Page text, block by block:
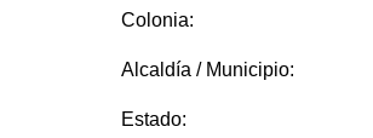
Colonia:
Alcaldía / Municipio:
Estado: